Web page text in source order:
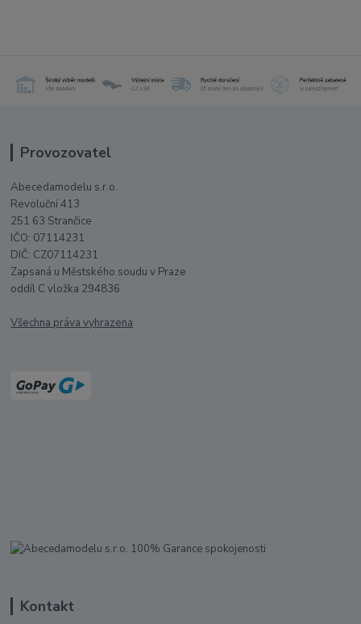
Provozovatel
Abecedamodelu s.r.o.
Revoluční 413
251 63 Strančice
IČO: 07114231
DIČ: CZ07114231
Zapsaná u Městského soudu v Praze
oddíl C vložka 294836
Všechna práva vyhrazena
Kontakt